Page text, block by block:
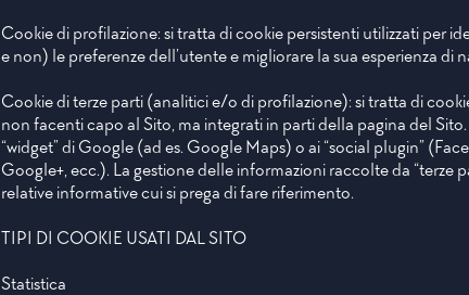
Cookie di profilazione: si tratta di cookie persistenti utilizzati per
e non) le preferenze dell’utente e migliorare la sua esperienza di
Cookie di terze parti (analitici e/o di profilazione): si tratta di
non facenti capo al Sito, ma integrati in parti della pagina del
“widget” di Google (ad es. Google Maps) o ai “social plugin”
Google+, ecc.). La gestione delle informazioni raccolte da “terze
relative informative cui si prega di fare riferimento.
TIPI DI COOKIE USATI DAL SITO
Statistica